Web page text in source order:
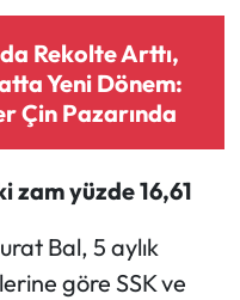
Rekolte Arttı,
Yeni Dönem:
Çin Pazarında
zam yüzde 16,61
Bal, 5 aylık
göre SSK ve